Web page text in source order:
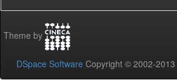
Theme by
DSpace Software Copyright © 2002-2013